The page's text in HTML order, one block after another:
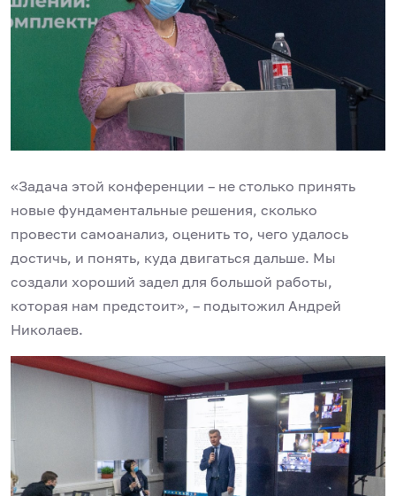
«Задача этой конференции – не столько принять
новые фундаментальные решения, сколько
провести самоанализ, оценить то, чего удалось
достичь, и понять, куда двигаться дальше. Мы
создали хороший задел для большой работы,
которая нам предстоит», – подытожил Андрей
Николаев.